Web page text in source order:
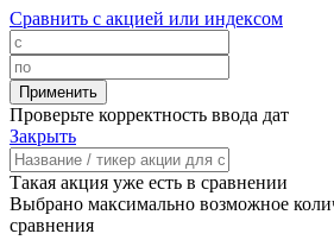
Сравнить с акцией или индексом
Проверьте корректность ввода дат
Закрыть
Такая акция уже есть в сравнении
Выбрано максимально возможное
сравнения